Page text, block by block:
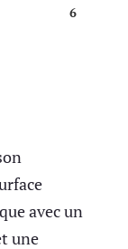
6
avec un
une